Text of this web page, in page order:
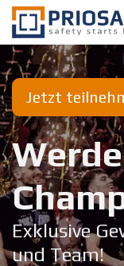
Zum Inhalt springen
Jetzt
Exklusive
und Team!